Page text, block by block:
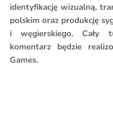
identyfikację wizualną,
polskim oraz produkcję
i węgierskiego. Cały
komentarz będzie
Games.